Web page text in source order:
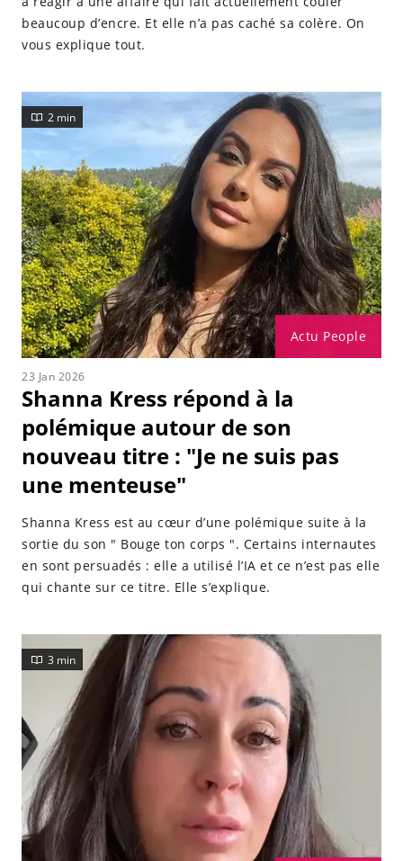
beaucoup d’encre. Et elle n’a pas caché sa colère. On
vous explique tout.
Actu People
2 min
23 Jan 2026
Shanna Kress répond à la
polémique autour de son
nouveau titre : "Je ne suis pas
une menteuse"
Shanna Kress est au cœur d’une polémique suite à la
sortie du son " Bouge ton corps ". Certains internautes
en sont persuadés : elle a utilisé l’IA et ce n’est pas elle
qui chante sur ce titre. Elle s’explique.
3 min